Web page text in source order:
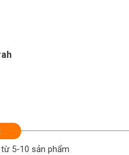
5-10 sản phẩm